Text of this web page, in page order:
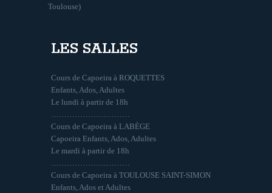
Toulouse)
LES SALLES
Cours de Capoeira à ROQUETTES
Enfants, Ados, Adultes
Le lundi à partir de 18h
…………………………
Cours de Capoeira à LABÈGE
Capoeira Enfants, Ados, Adultes
Le mardi à partir de 18h
…………………………
Cours de Capoeira à TOULOUSE SAINT-SIMON
Enfants, Ados et Adultes